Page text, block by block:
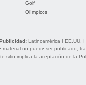
Golf
Olímpicos
Publicidad: Latinoamérica | EE.UU. |
no puede ser publicado,
sitio implica la aceptación de la